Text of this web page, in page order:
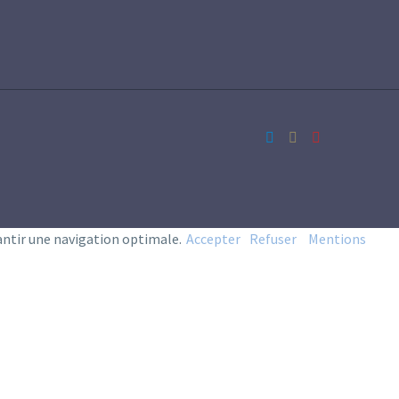
une navigation optimale. Accepter Refuser
Mentions